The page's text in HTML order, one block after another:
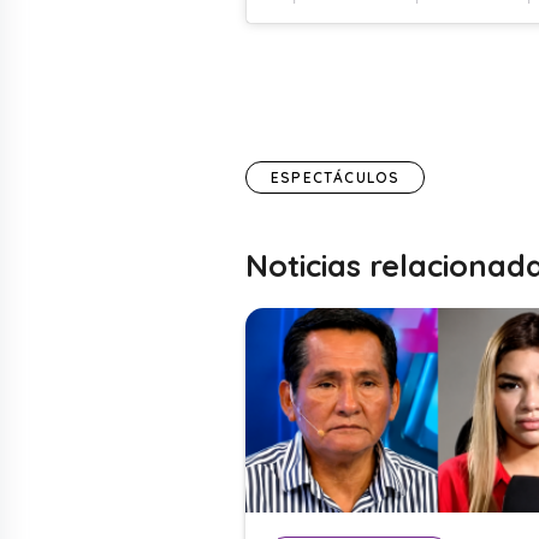
ESPECTÁCULOS
Noticias